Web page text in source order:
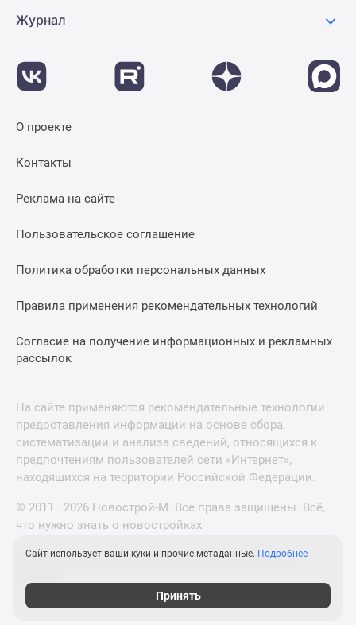
Журнал
О проекте
Контакты
Реклама на сайте
Пользовательское соглашение
Политика обработки персональных данных
Правила применения рекомендательных технологий
Согласие на получение информационных и рекламных
рассылок
На сайте применяются рекомендательные технологии
предоставления информации на основе сбора,
систематизации и анализа сведений, относящихся к
предпочтениям пользователей сети «Интернет»,
находящихся на территории Российской Федерации.
© 2011—2026 Новострой-М. Все права защищены. Всё,
что нужно знать о новостройках
Новостройки Санкт-Петербурга и Ленинградской
Сайт использует ваши куки и прочие метаданные. Подробнее
Принять